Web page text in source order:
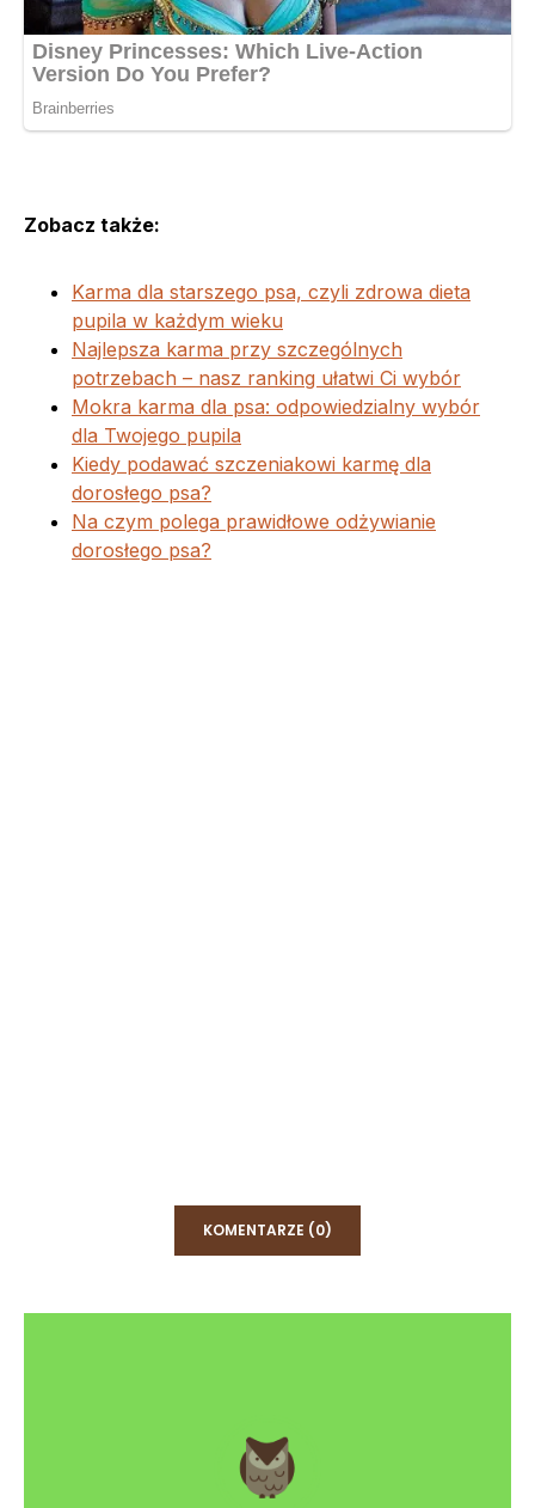
Zobacz także:
Karma dla starszego psa, czyli zdrowa dieta
pupila w każdym wieku
Najlepsza karma przy szczególnych
potrzebach – nasz ranking ułatwi Ci wybór
Mokra karma dla psa: odpowiedzialny wybór
dla Twojego pupila
Kiedy podawać szczeniakowi karmę dla
dorosłego psa?
Na czym polega prawidłowe odżywianie
dorosłego psa?
KOMENTARZE (0)